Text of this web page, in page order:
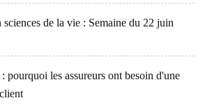
sciences de la vie : Semaine du 22 juin
pourquoi les assureurs ont besoin d'une